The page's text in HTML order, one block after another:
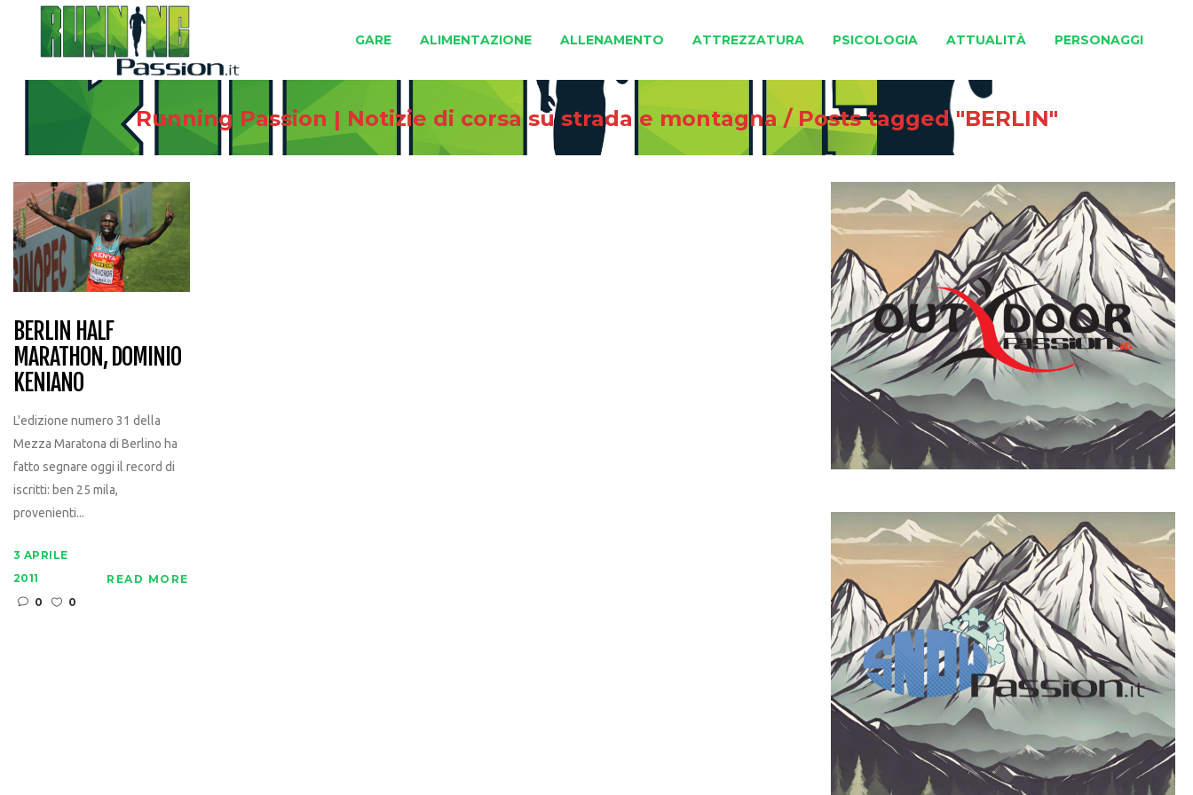
GARE ALIMENTAZIONE ALLENAMENTO ATTREZZATURA PSICOLOGIA ATTUALITÀ PERSONAGGI
Running Passion | Notizie di corsa su strada e montagna /Posts tagged "BERLIN"
BERLIN HALF
MARATHON, DOMINIO
KENIANO
L'edizione numero 31 della
Mezza Maratona di Berlino ha
fatto segnare oggi il record di
iscritti: ben 25 mila,
provenienti...
3 APRILE
2011
0
0
READ MORE